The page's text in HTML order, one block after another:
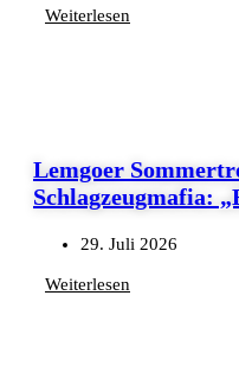
Weiterlesen
Lemgoer
Schlagzeugmafia:
29. Juli 2026
Weiterlesen